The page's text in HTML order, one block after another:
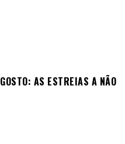
AS ESTREIAS A NÃO